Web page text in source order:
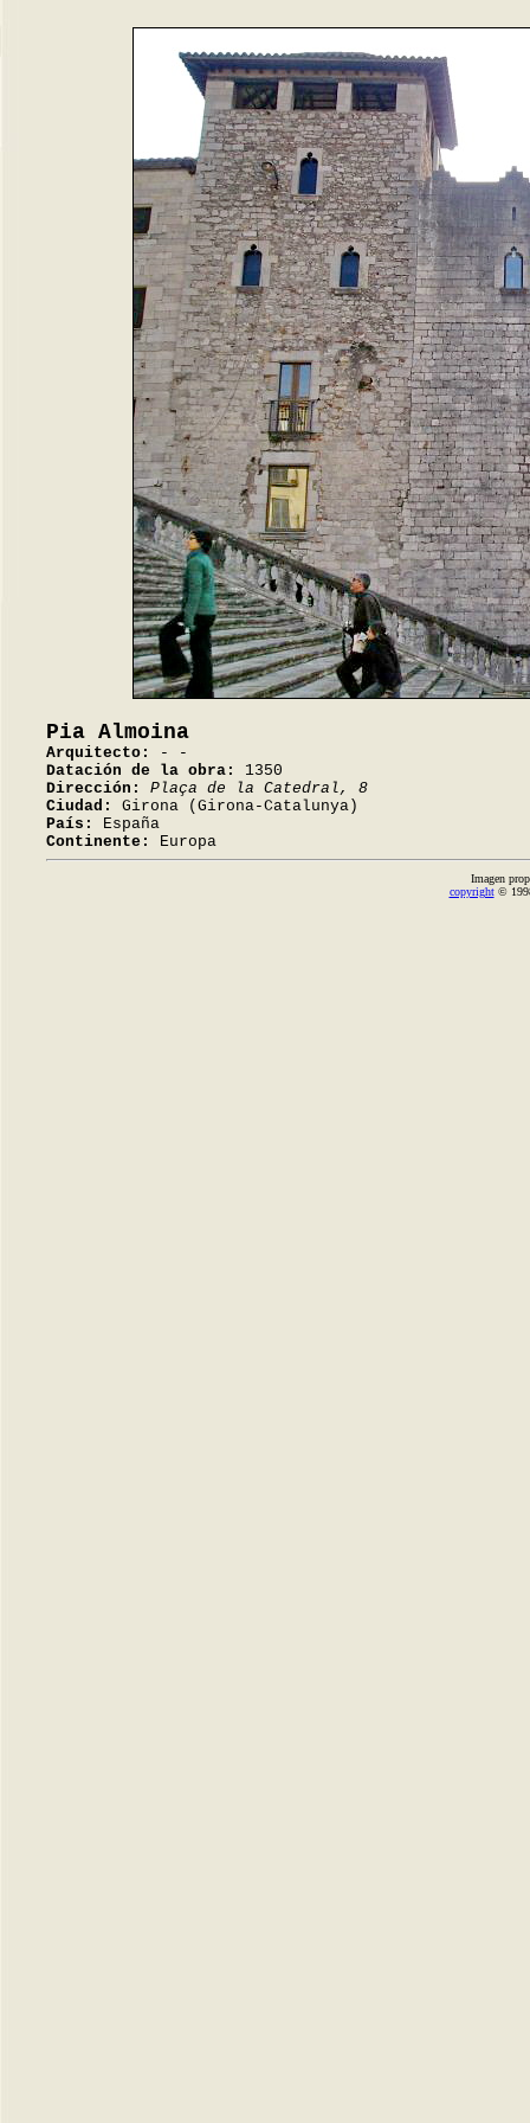
Pia Almoina
Arquitecto:
- -
Datación de la obra:
1350
Dirección:
Plaça de la Catedral, 8
Ciudad:
Girona (Girona-Catalunya)
País:
España
Continente:
Europa
Imagen
copyright©